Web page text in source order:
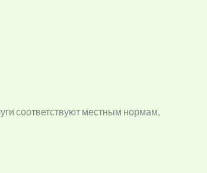
соответствуют местным нормам,